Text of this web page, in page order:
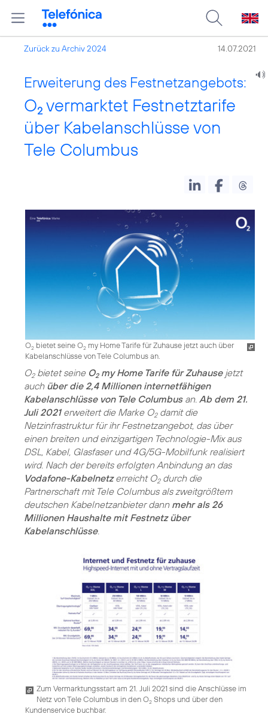
Zurück zu Archiv 2024 14.07.2021
Erweiterung des Festnetzangebots:
O2 vermarktet Festnetztarife
über Kabelanschlüsse von
Tele Columbus
O2 bietet seine O2 my Home Tarife für Zuhause jetzt auch über
Kabelanschlüsse von Tele Columbus an.
O2bietet seine O2my Home Tarife für Zuhausejetzt
auch über die 2,4 Millionen internetfähigen
Kabelanschlüsse von Tele Columbusan. Ab dem 21.
Juli 2021erweitert die Marke O2damit die
Netzinfrastruktur für ihr Festnetzangebot, das über
einen breiten und einzigartigen Technologie-Mix aus
DSL, Kabel, Glasfaser und 4G/5G-Mobilfunk realisiert
wird. Nach der bereits erfolgten Anbindung an das
Vodafone-Kabelnetzerreicht O2durch die
Partnerschaft mit Tele Columbus als zweitgrößtem
deutschen Kabelnetzanbieter dann mehr als 26
Millionen Haushalte mit Festnetz über
Kabelanschlüsse.
Zum Vermarktungsstart am 21. Juli 2021 sind die Anschlüsse im
Netz von Tele Columbus in den O2 Shops und über den
Kundenservice buchbar.